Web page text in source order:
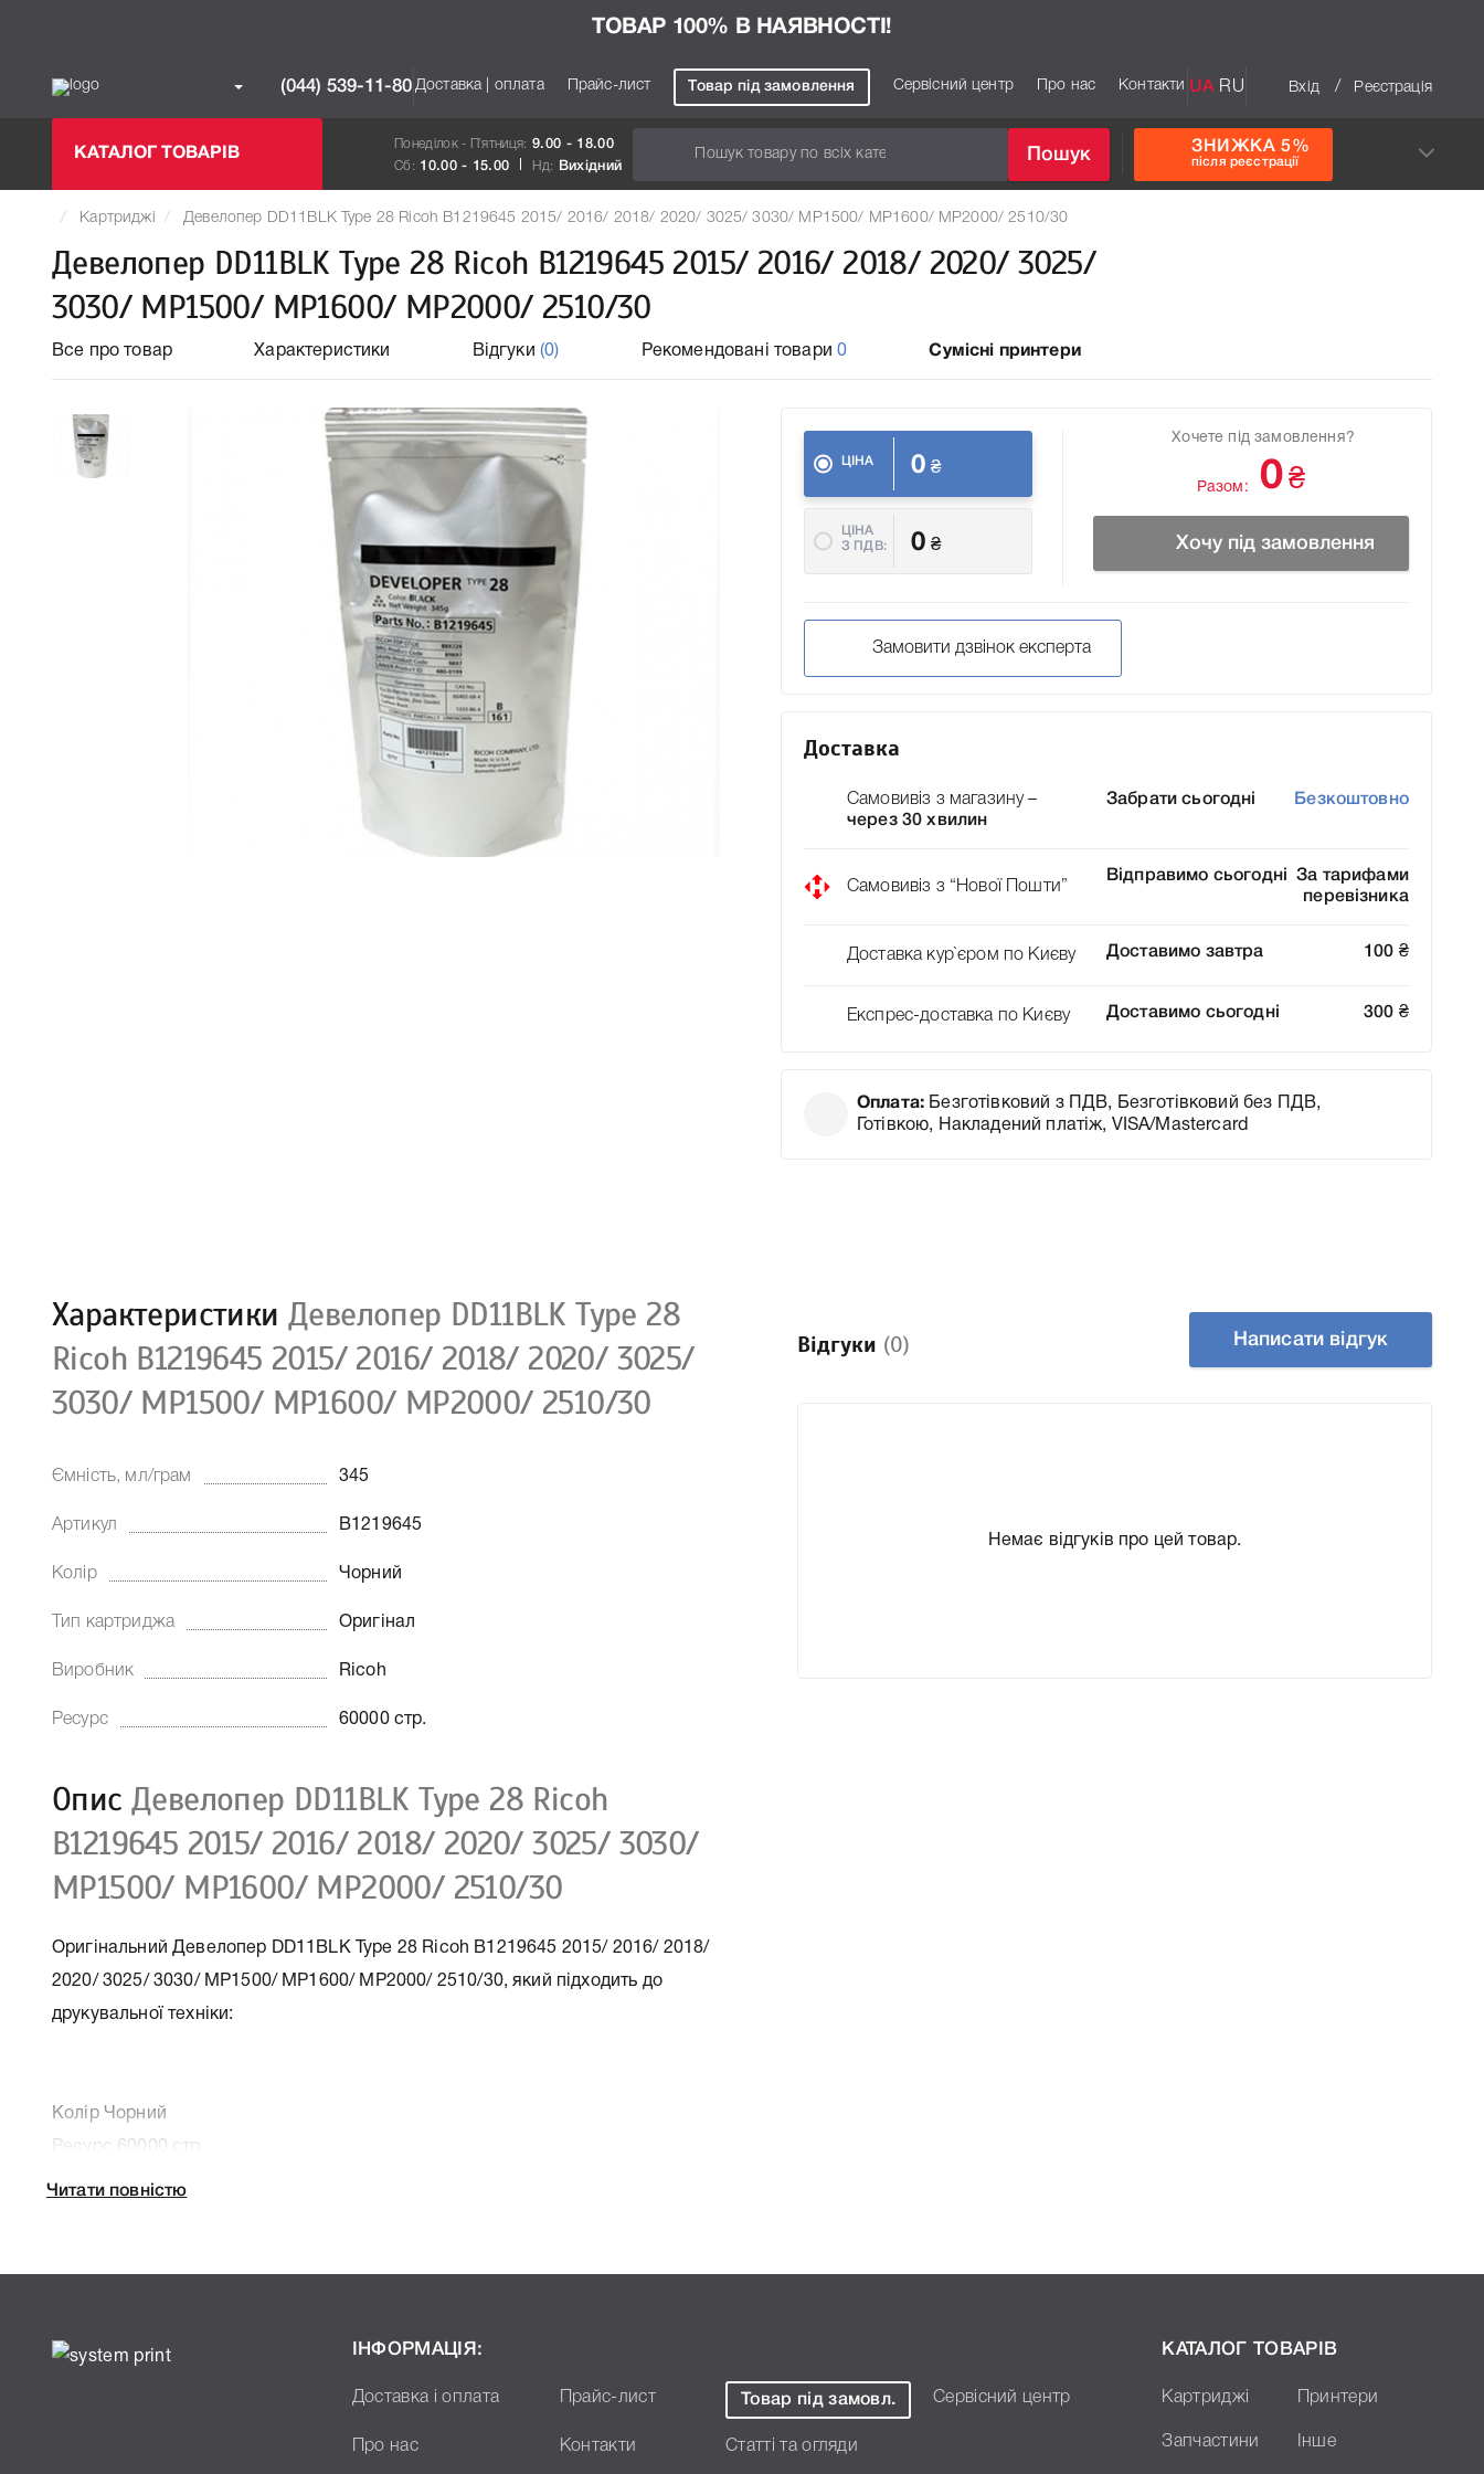
ТОВАР 100% В НАЯВНОСТІ!
(044) 539-11-80 Доставка | оплата Прайс-лист Товар під замовлення Сервісний центр Про нас Контакти UA RU Вхід / Реєстрація
КАТАЛОГ ТОВАРІВ
Понеділок - П`ятниця: 9.00 - 18.00
Сб: 10.00 - 15.00 Нд: Вихідний
Пошук ЗНИЖКА 5%
після реєстрації
Картриджі Девелопер DD11BLK Type 28 Ricoh B1219645 2015/ 2016/ 2018/ 2020/ 3025/ 3030/ MP1500/ MP1600/ MP2000/ 2510/30
Девелопер DD11BLK Type 28 Ricoh B1219645 2015/ 2016/ 2018/ 2020/ 3025/
3030/ MP1500/ MP1600/ MP2000/ 2510/30
Все про товар Характеристики Відгуки (0) Рекомендовані товари 0 Сумісні принтери
ЦІНА 0 ₴
ЦІНА
З ПДВ:
0 ₴
Хочете під замовлення?
Разом: 0 ₴
Хочу під замовлення
Замовити дзвінок експерта
Доставка
Самовивіз з магазину –
через 30 хвилин
Забрати сьогодні Безкоштовно
Самовивіз з “Нової Пошти”
Відправимо сьогодні
За тарифами
перевізника
Доставка кур`єром по Києву Доставимо завтра 100 ₴
Експрес-доставка по Києву Доставимо сьогодні 300 ₴
Оплата: Безготівковий з ПДВ, Безготівковий без ПДВ,
Готівкою, Накладений платіж, VISA/Mastercard
Характеристики Девелопер DD11BLK Type 28
Ricoh B1219645 2015/ 2016/ 2018/ 2020/ 3025/
3030/ MP1500/ MP1600/ MP2000/ 2510/30
Ємність, мл/грам 345
Артикул B1219645
Колір Чорний
Тип картриджа Оригінал
Виробник Ricoh
Ресурс 60000 стр.
Опис Девелопер DD11BLK Type 28 Ricoh
B1219645 2015/ 2016/ 2018/ 2020/ 3025/ 3030/
MP1500/ MP1600/ MP2000/ 2510/30
Оригінальний Девелопер DD11BLK Type 28 Ricoh B1219645 2015/ 2016/ 2018/
2020/ 3025/ 3030/ MP1500/ MP1600/ MP2000/ 2510/30, який підходить до
друкувальної техніки:
Колір Чорний
Ресурс 60000 стр.
Тип картриджа Оригінал
3030/ MP1500/ MP1600/ MP2000/ 2510/30 ми підготували докладні
MP1600/ MP2000/ 2510/30, що дозволить Вам легко підтвердити правильність
Читати повністю
Відгуки (0) Написати відгук
Немає відгуків про цей товар.
ІНФОРМАЦІЯ:
Доставка і оплата Прайс-лист Товар під замовл. Сервісний центр
Про нас Контакти Статті та огляди
КАТАЛОГ ТОВАРІВ
Картриджі Принтери
Запчастини Інше